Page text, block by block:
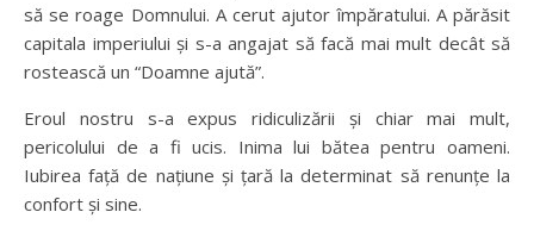
să se roage Domnului. A cerut ajutor împăratului. A părăsit
capitala imperiului și s-a angajat să facă mai mult decât să
rostească un “Doamne ajută”.
Eroul nostru s-a expus ridiculizării și chiar mai mult,
pericolului de a fi ucis. Inima lui bătea pentru oameni.
Iubirea față de națiune și țară la determinat să renunțe la
confort și sine.